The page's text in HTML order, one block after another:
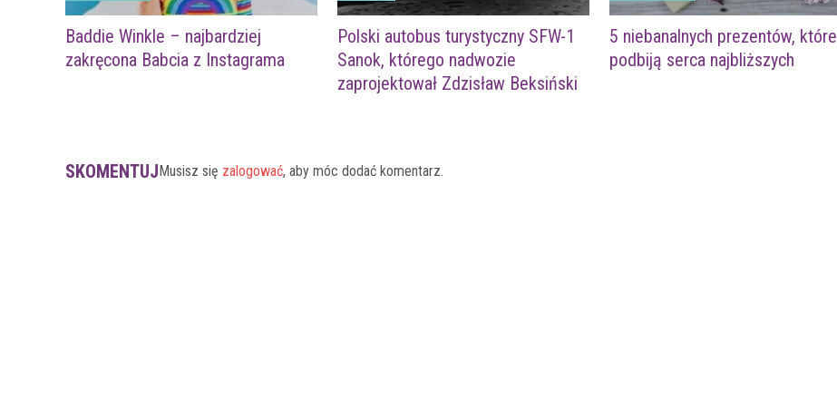
Baddie Winkle – najbardziej
zakręcona Babcia z Instagrama
Polski autobus turystyczny SFW-1
Sanok, którego nadwozie
zaprojektował Zdzisław Beksiński
5 niebanalnych prezentów, które
podbiją serca najbliższych
SKOMENTUJMusisz się zalogować, aby móc dodać komentarz.